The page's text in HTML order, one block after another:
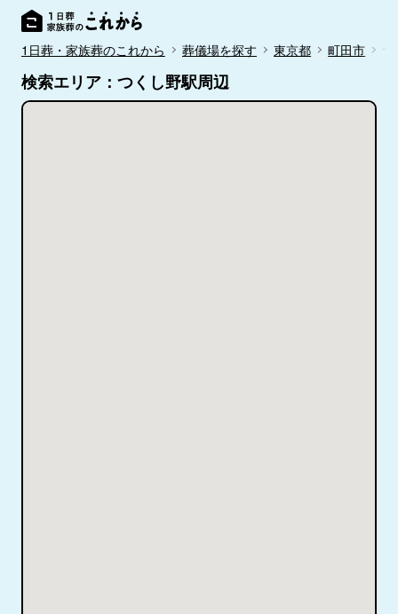
1日葬・家族葬のこれから 葬儀場を探す 東京都 町田市
検索エリア：つくし野駅周辺